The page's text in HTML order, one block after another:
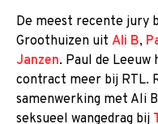
De meest recente jury
Groothuizen uit Ali B,
Janzen. Paul de Leeuw
contract meer bij RTL.
samenwerking met Ali
seksueel wangedrag bij